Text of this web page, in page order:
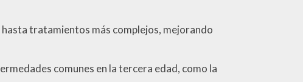
tratamientos más complejos, mejorando
comunes en la tercera edad, como la